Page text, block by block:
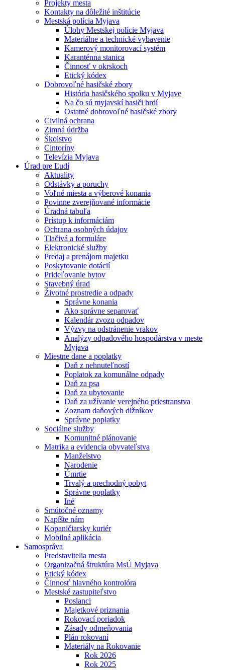
Projekty mesta
Kontakty na dôležité inštitúcie
Mestská polícia Myjava
Úlohy Mestskej polície Myjava
Materiálne a technické vybavenie
Kamerový monitorovací systém
Karanténna stanica
Činnosť v okrskoch
Etický kódex
Dobrovoľné hasičské zbory
História hasičského spolku v Myjave
Na čo sú myjavskí hasiči hrdí
Ostatné dobrovoľné hasičské zbory
Civilná ochrana
Zimná údržba
Školstvo
Cintoríny
Televízia Myjava
Úrad pre Ľudí
Aktuality
Odstávky a poruchy
Voľné miesta a výberové konania
Povinne zverejňované informácie
Úradná tabuľa
Prístup k informáciám
Ochrana osobných údajov
Tlačivá a formuláre
Elektronické služby
Predaj a prenájom majetku
Poskytovanie dotácií
Prideľovanie bytov
Stavebný úrad
Životné prostredie a odpady
Správne konania
Ako správne separovať
Kalendár zvozu odpadov
Výzvy na odstránenie vrakov
Analýzy odpadového hospodárstva v meste
Myjava
Miestne dane a poplatky
Daň z nehnuteľností
Poplatok za komunálne odpady
Daň za psa
Daň za ubytovanie
Daň za užívanie verejného priestranstva
Zoznam daňových dlžníkov
Správne poplatky
Sociálne služby
Komunitné plánovanie
Matrika a evidencia obyvateľstva
Manželstvo
Narodenie
Úmrtie
Trvalý a prechodný pobyt
Správne poplatky
Iné
Smútočné oznamy
Napíšte nám
Kopaničiarsky kuriér
Mobilná aplikácia
Samospráva
Predstavitelia mesta
Organizačná štruktúra MsÚ Myjava
Etický kódex
Činnosť hlavného kontrolóra
Mestské zastupiteľstvo
Poslanci
Majetkové priznania
Rokovací poriadok
Zásady odmeňovania
Plán rokovaní
Materiály na Rokovanie
Rok 2026
Rok 2025